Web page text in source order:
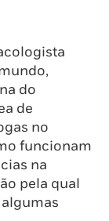
do
de
no
funcionam
na
pela qual